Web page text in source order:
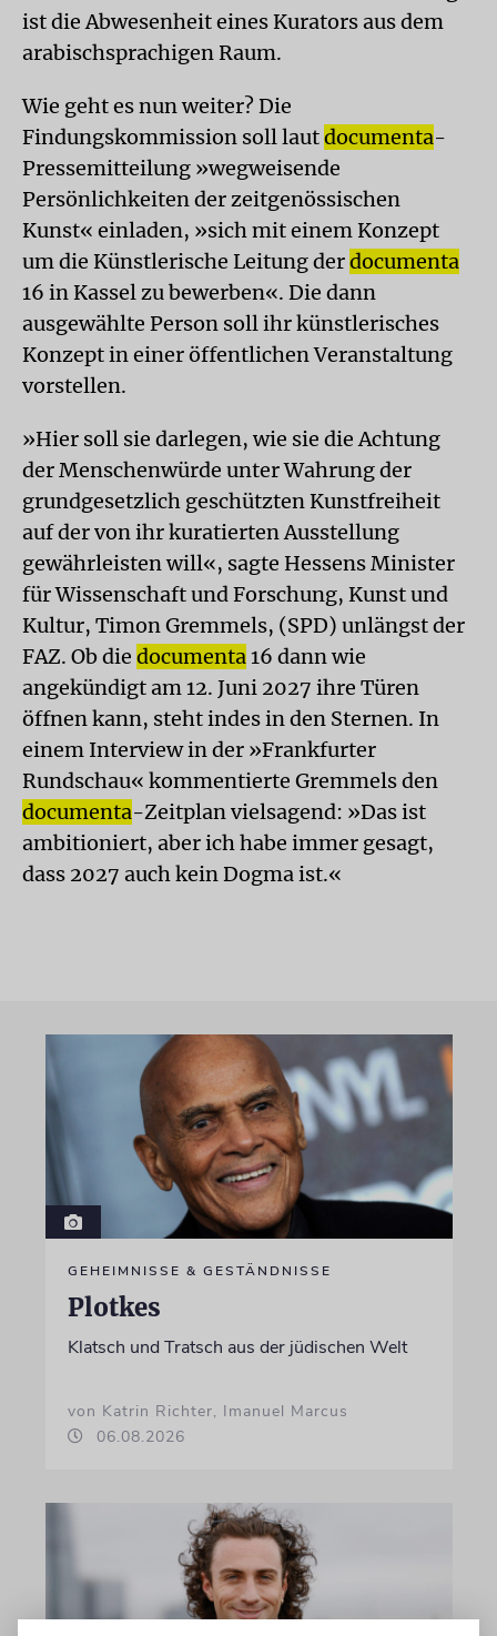
ist die Abwesenheit eines Kurators aus dem
arabischsprachigen Raum.
Wie geht es nun weiter? Die
Findungskommission soll lautdocumenta-
Pressemitteilung »wegweisende
Persönlichkeiten der zeitgenössischen
Kunst« einladen, »sich mit einem Konzept
um die Künstlerische Leitung derdocumenta
16 in Kassel zu bewerben«. Die dann
ausgewählte Person soll ihr künstlerisches
Konzept in einer öffentlichen Veranstaltung
vorstellen.
»Hier soll sie darlegen, wie sie die Achtung
der Menschenwürde unter Wahrung der
grundgesetzlich geschützten Kunstfreiheit
auf der von ihr kuratierten Ausstellung
gewährleisten will«, sagte Hessens Minister
für Wissenschaft und Forschung, Kunst und
Kultur, Timon Gremmels, (SPD) unlängst der
FAZ. Ob die documenta16 dann wie
angekündigt am 12. Juni 2027 ihre Türen
öffnen kann, steht indes in den Sternen. In
einem Interview in der »Frankfurter
Rundschau« kommentierte Gremmels den
documenta-Zeitplan vielsagend: »Das ist
ambitioniert, aber ich habe immer gesagt,
dass 2027 auch kein Dogma ist.«
GEHEIMNISSE & GESTÄNDNISSE
Plotkes
Klatsch und Tratsch aus der jüdischen Welt
von Katrin Richter, Imanuel Marcus
06.08.2026